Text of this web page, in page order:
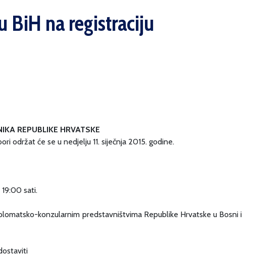
BiH na registraciju
REPUBLIKE HRVATSKE
održat će se u nedjelju 11. siječnja 2015. godine.
sati.
konzularnim predstavništvima Republike Hrvatske u Bosni i